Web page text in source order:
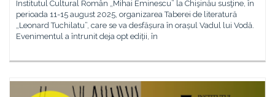
Institutul Cultural Român „Mihai Eminescu” la Chişinău susţine, în
perioada 11-15 august 2025, organizarea Taberei de literatură
„Leonard Tuchilatu”, care se va desfășura în orașul Vadul lui Vodă.
Evenimentul a întrunit deja opt ediții, în